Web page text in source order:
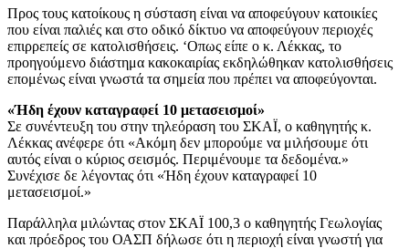
Προς τους κατοίκους η σύσταση είναι να αποφεύγουν κατοικίες
που είναι παλιές και στο οδικό δίκτυο να αποφεύγουν περιοχές
επιρρεπείς σε κατολισθήσεις. ‘Οπως είπε ο κ. Λέκκας, το
προηγούμενο διάστημα κακοκαιρίας εκδηλώθηκαν κατολισθήσεις
επομένως είναι γνωστά τα σημεία που πρέπει να αποφεύγονται.
«Ήδη έχουν καταγραφεί 10 μετασεισμοί»
Σε συνέντευξη του στην τηλεόραση του ΣΚΑΪ, ο καθηγητής κ.
Λέκκας ανέφερε ότι «Ακόμη δεν μπορούμε να μιλήσουμε ότι
αυτός είναι ο κύριος σεισμός. Περιμένουμε τα δεδομένα.»
Συνέχισε δε λέγοντας ότι «Ήδη έχουν καταγραφεί 10
μετασεισμοί.»
Παράλληλα μιλώντας στον ΣΚΑΪ 100,3 ο καθηγητής Γεωλογίας
και πρόεδρος του ΟΑΣΠ δήλωσε ότι η περιοχή είναι γνωστή για